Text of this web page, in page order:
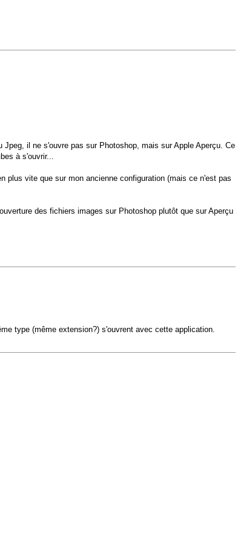
il ne s'ouvre pas sur Photoshop, mais sur Apple Aperçu. Ce
à s'ouvrir...
plus vite que sur mon ancienne configuration (mais ce n'est pas
des fichiers images sur Photoshop plutôt que sur Aperçu
type (même extension?) s'ouvrent avec cette application.